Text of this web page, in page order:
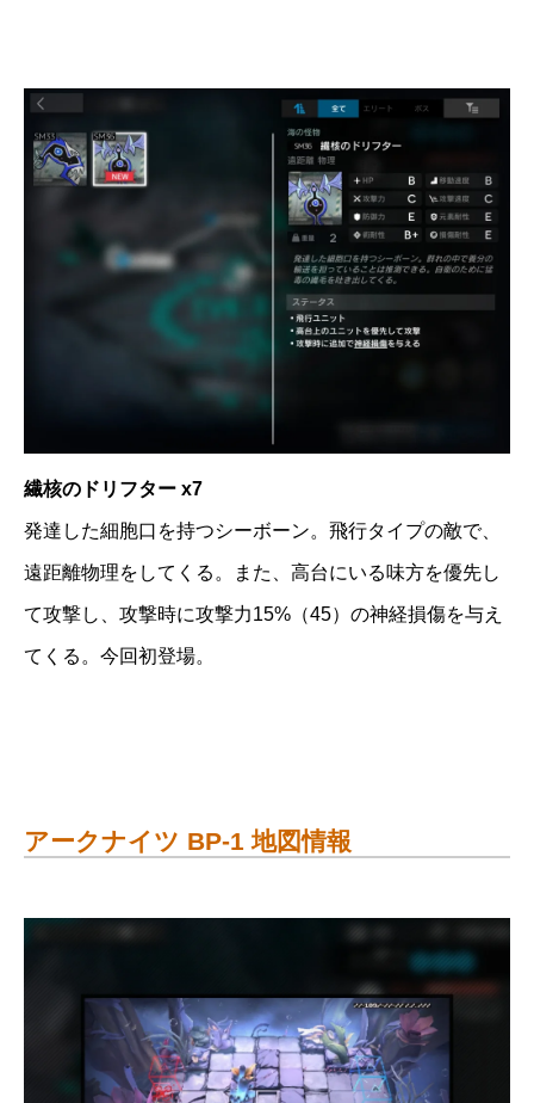
繊核のドリフター x7
発達した細胞口を持つシーボーン。飛行タイプの敵で、
遠距離物理をしてくる。また、高台にいる味方を優先し
て攻撃し、攻撃時に攻撃力15%（45）の神経損傷を与え
てくる。今回初登場。
アークナイツ BP-1 地図情報